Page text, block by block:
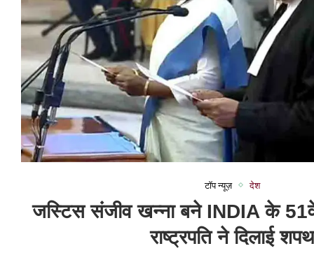
टॉप न्यूज़ देश
जस्टिस संजीव खन्ना बने INDIA के 51वें
राष्ट्रपति ने दिलाई शपथ